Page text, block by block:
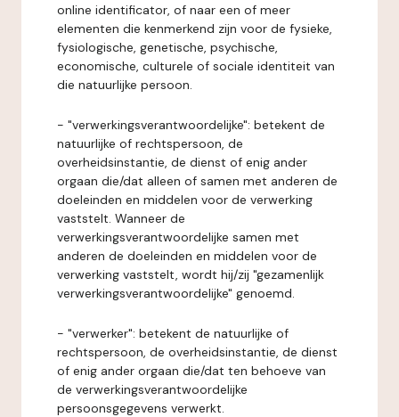
online identificator, of naar een of meer
elementen die kenmerkend zijn voor de fysieke,
fysiologische, genetische, psychische,
economische, culturele of sociale identiteit van
die natuurlijke persoon.
- "verwerkingsverantwoordelijke": betekent de
natuurlijke of rechtspersoon, de
overheidsinstantie, de dienst of enig ander
orgaan die/dat alleen of samen met anderen de
doeleinden en middelen voor de verwerking
vaststelt. Wanneer de
verwerkingsverantwoordelijke samen met
anderen de doeleinden en middelen voor de
verwerking vaststelt, wordt hij/zij "gezamenlijk
verwerkingsverantwoordelijke" genoemd.
- "verwerker": betekent de natuurlijke of
rechtspersoon, de overheidsinstantie, de dienst
of enig ander orgaan die/dat ten behoeve van
de verwerkingsverantwoordelijke
persoonsgegevens verwerkt.